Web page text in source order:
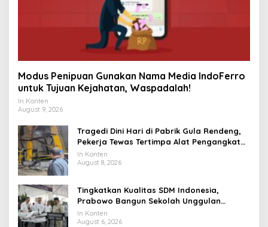
Modus Penipuan Gunakan Nama Media IndoFerro
untuk Tujuan Kejahatan, Waspadalah!
In Konten
August 9, 2026
Tragedi Dini Hari di Pabrik Gula Rendeng,
Pekerja Tewas Tertimpa Alat Pengangkat
Tebu
In Konten
August 8, 2026
Tingkatkan Kualitas SDM Indonesia,
Prabowo Bangun Sekolah Unggulan
hingga Undang Universitas Terbaik Dunia
In Konten
August 6, 2026